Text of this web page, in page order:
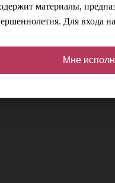
материалы,
Для входа
Мне